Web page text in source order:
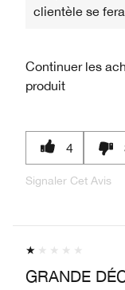
clientèle se
Continuer les
produit
4
Signaler Cet Avis
GRANDE